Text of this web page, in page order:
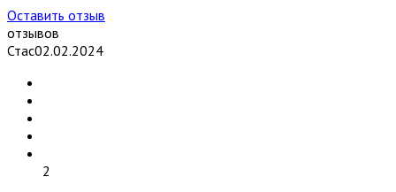
Оставить отзыв
отзывов
Стас02.02.2024
2